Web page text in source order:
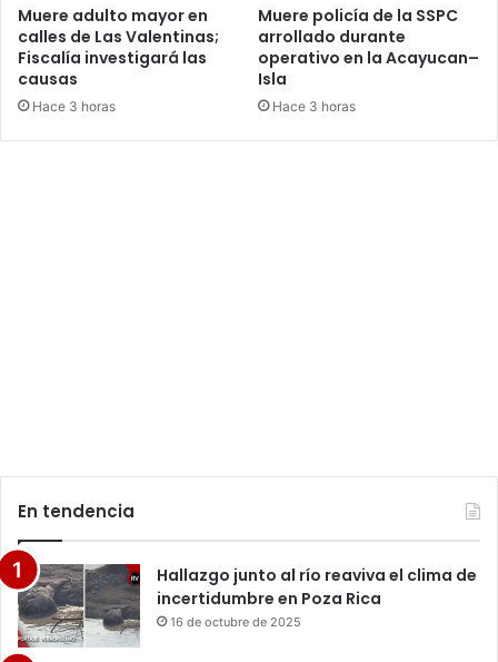
Muere adulto mayor en
calles de Las Valentinas;
Fiscalía investigará las
causas
Hace 3 horas
Muere policía de la SSPC
arrollado durante
operativo en la Acayucan–
Isla
Hace 3 horas
En tendencia
Hallazgo junto al río reaviva el clima de
incertidumbre en Poza Rica
16 de octubre de 2025